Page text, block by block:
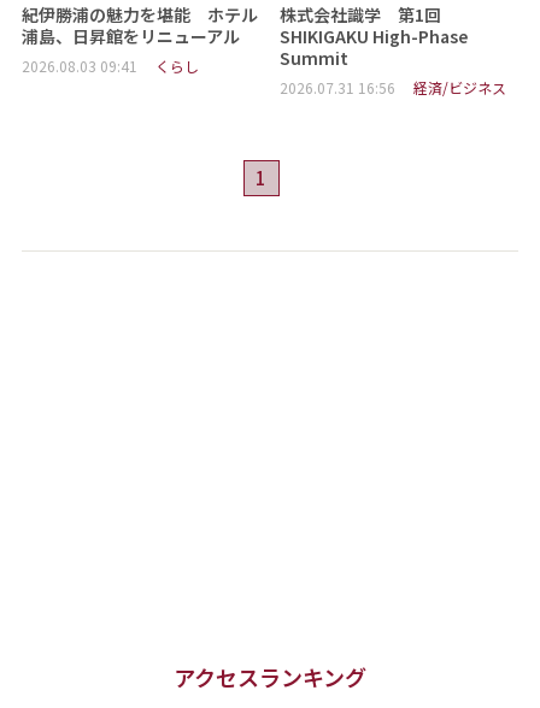
紀伊勝浦の魅力を堪能 ホテル
浦島、日昇館をリニューアル
2026.08.03 09:41 くらし
株式会社識学 第1回
SHIKIGAKU High-Phase
Summit
2026.07.31 16:56 経済/ビジネス
1
アクセスランキング